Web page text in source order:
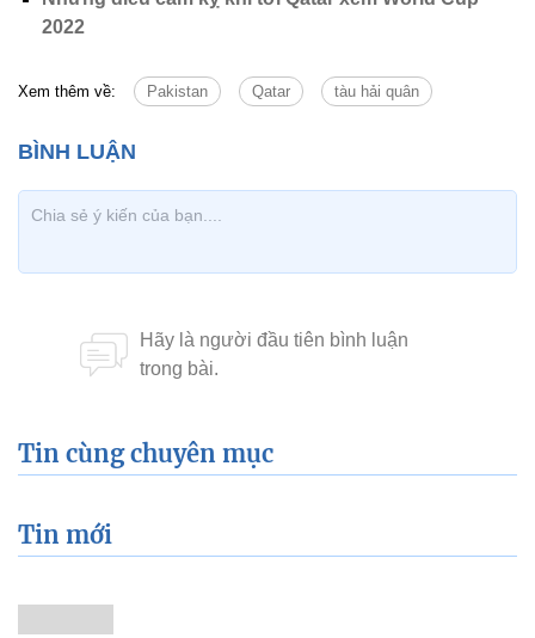
2022
Xem thêm về: Pakistan Qatar tàu hải quân
Tin cùng chuyên mục
Tin mới